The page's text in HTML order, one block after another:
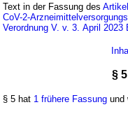
Text in der Fassung des
CoV-2-
Verordnung V. v. 3. April 2023
§
§ 5 hat 1 frühere Fassung und